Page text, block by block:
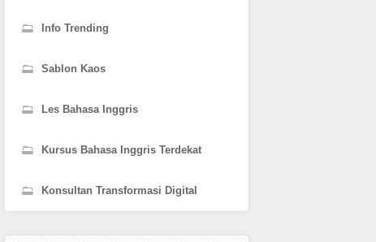
Info Trending
Sablon Kaos
Les Bahasa Inggris
Kursus Bahasa Inggris Terdekat
Konsultan Transformasi Digital